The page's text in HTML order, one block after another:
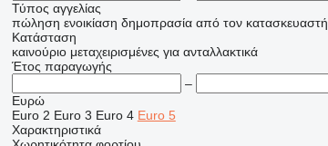
Τύπος αγγελίας
πώληση ενοικίαση δημοπρασία από τον κατασκευαστή
Κατάσταση
καινούριο μεταχειρισμένες για ανταλλακτικά
Έτος παραγωγής
–
Ευρώ
Euro 2 Euro 3 Euro 4 Euro 5
Χαρακτηριστικά